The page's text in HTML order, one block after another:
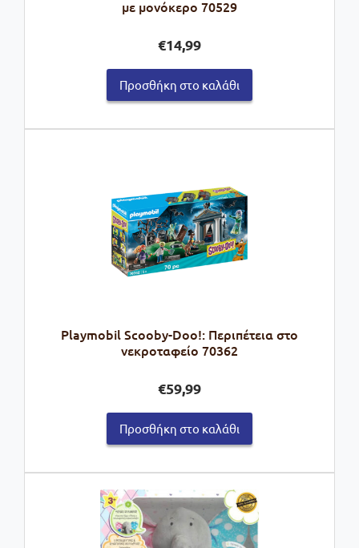
με μονόκερο 70529
€14,99
Προσθήκη στο καλάθι
Playmobil Scooby-Doo!: Περιπέτεια στο
νεκροταφείο 70362
€59,99
Προσθήκη στο καλάθι